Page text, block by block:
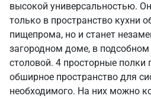
высокой универсальностью.
только в пространство кухни
пищепрома, но и станет
загородном доме, в
столовой. 4 просторные полки
обширное пространство для
необходимого. На них можно